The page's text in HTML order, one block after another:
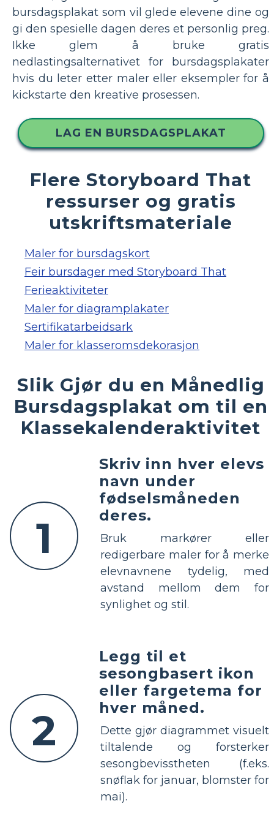
bursdagsplakat som vil glede elevene dine og
gi den spesielle dagen deres et personlig preg.
Ikke glem å bruke gratis
nedlastingsalternativet for bursdagsplakater
hvis du leter etter maler eller eksempler for å
kickstarte den kreative prosessen.
LAG EN BURSDAGSPLAKAT
Flere Storyboard That
ressurser og gratis
utskriftsmateriale
Maler for bursdagskort
Feir bursdager med Storyboard That
Ferieaktiviteter
Maler for diagramplakater
Sertifikatarbeidsark
Maler for klasseromsdekorasjon
Slik Gjør du en Månedlig
Bursdagsplakat om til en
Klassekalenderaktivitet
1
Skriv inn hver elevs
navn under
fødselsmåneden
deres.
Bruk markører eller
redigerbare maler for å merke
elevnavnene tydelig, med
avstand mellom dem for
synlighet og stil.
2
Legg til et
sesongbasert ikon
eller fargetema for
hver måned.
Dette gjør diagrammet visuelt
tiltalende og forsterker
sesongbevisstheten (f.eks.
snøflak for januar, blomster for
mai).